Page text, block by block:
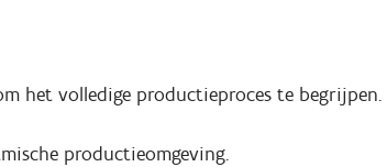
het volledige productieproces te begrijpen.
productieomgeving.